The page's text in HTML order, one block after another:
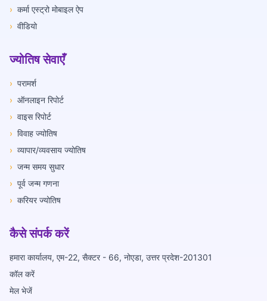
› कर्मा एस्ट्रो मोबाइल ऐप
› वीडियो
ज्योतिष सेवाएँ
› परामर्श
› ऑनलाइन रिपोर्ट
› वाइस रिपोर्ट
› विवाह ज्योतिष
› व्यापार/व्यवसाय ज्योतिष
› जन्म समय सुधार
› पूर्व जन्म गणना
› करियर ज्योतिष
कैसे संपर्क करें
हमारा कार्यालय, एम-22, सैक्टर - 66, नोएडा, उत्तर प्रदेश-201301
कॉल करें
मेल भेजें